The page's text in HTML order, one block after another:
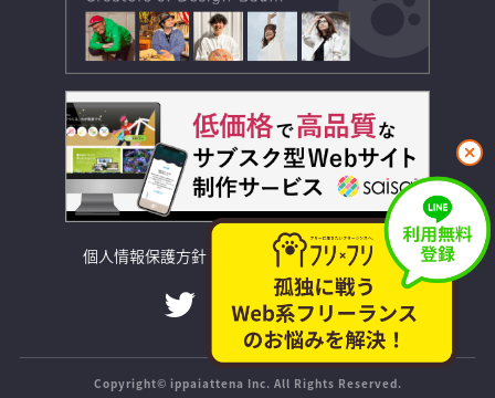
閉
じ
る
個人情報保護方針 利用規約 お問い合わせ
Copyright© ippaiattena Inc. All Rights Reserved.